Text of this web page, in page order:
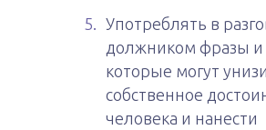
Употреблять в
должником фразы и
которые могут
собственное
человека и нанести